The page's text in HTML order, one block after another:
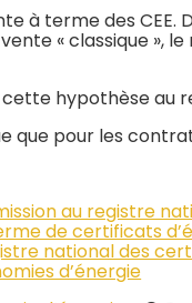
à terme des
« classique »,
hypothèse au
pour les
au registre
de certificats
national des
d’énergie